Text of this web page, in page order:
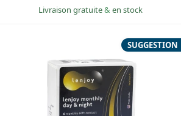
Livraison gratuite& en stock
SUGGESTION